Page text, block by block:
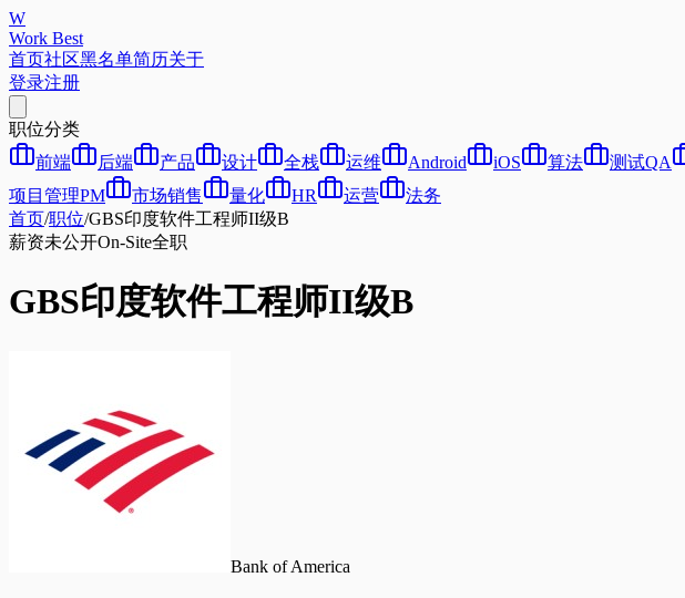
W
Work Best
首页社区黑名单简历关于
登录注册
职位分类
前端
后端 产品 设计 全栈 运维 Android iOS 算法 测试QA
项目管理PM
市场销售 量化 HR 运营
法务
首页/职位/GBS印度软件工程师II级B
薪资未公开On-Site全职
GBS印度软件工程师II级B
Bank of America